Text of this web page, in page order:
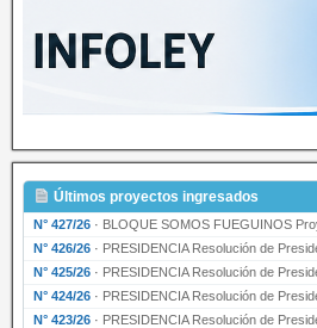
Últimos proyectos ingresados
N° 427/26 · BLOQUE SOMOS FUEGUINOS Proyecto de
N° 426/26 · PRESIDENCIA Resolución de Presidencia N° 216/
N° 425/26 · PRESIDENCIA Resolución de Presidencia N° 212/
N° 424/26 · PRESIDENCIA Resolución de Presidencia Nº 210/
N° 423/26 · PRESIDENCIA Resolución de Presidencia Nº 209/